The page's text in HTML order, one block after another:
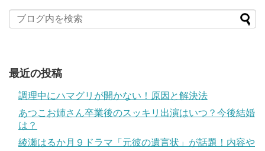
最近の投稿
調理中にハマグリが開かない！原因と解決法
あつこお姉さん卒業後のスッキリ出演はいつ？今後結婚
は？
綾瀬はるか月９ドラマ「元彼の遺言状」が話題！内容や